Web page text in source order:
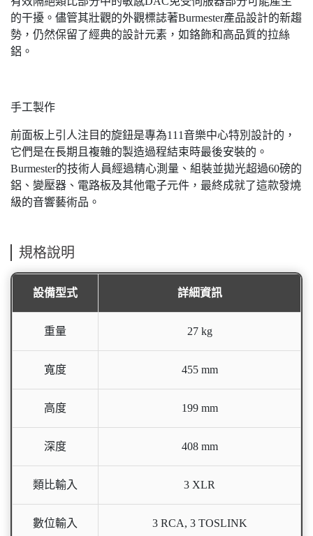
的干擾。儘管其壯觀的外觀標誌著Burmester產品設計的新趨
勢，仍然保留了經典的設計元素，如鉻飾和高品質的拉絲
鋁。
手工製作
前面板上引人注目的旋鈕是專為111音樂中心特別設計的，
它們是在長期且複雜的製造過程結束時最後安裝的。
Burmester的技術人員經過精心測量、組裝並拋光超過60磅的
鋁、變壓器、電路板及其他電子元件，最終成就了這款發燒
級的音響藝術品。
規格說明
設備型式 詳細資訊
重量 27 kg
寬度 455 mm
高度 199 mm
深度 408 mm
類比輸入 3 XLR
數位輸入 3 RCA, 3 TOSLINK